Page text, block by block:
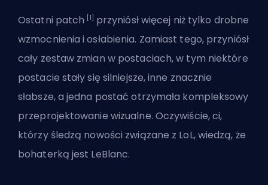
Ostatni patch [1]
przyniósł więcej niż tylko drobne
wzmocnienia i osłabienia. Zamiast tego, przyniósł
cały zestaw zmian w postaciach, w tym niektóre
postacie stały się silniejsze, inne znacznie
słabsze, a jedna postać otrzymała kompleksowy
przeprojektowanie wizualne. Oczywiście, ci,
którzy śledzą nowości związane z LoL, wiedzą, że
bohaterką jest LeBlanc.